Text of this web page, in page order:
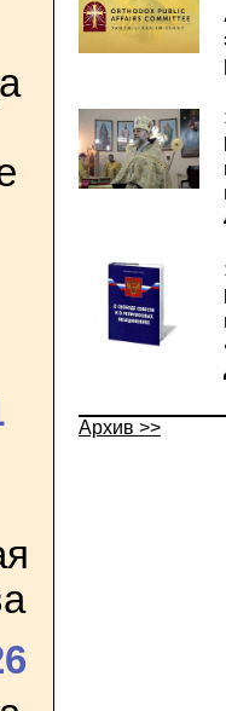
Архив >>